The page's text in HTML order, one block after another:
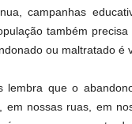
campanhas
também
ou maltratado é
lembra que o
em nossas ruas, em